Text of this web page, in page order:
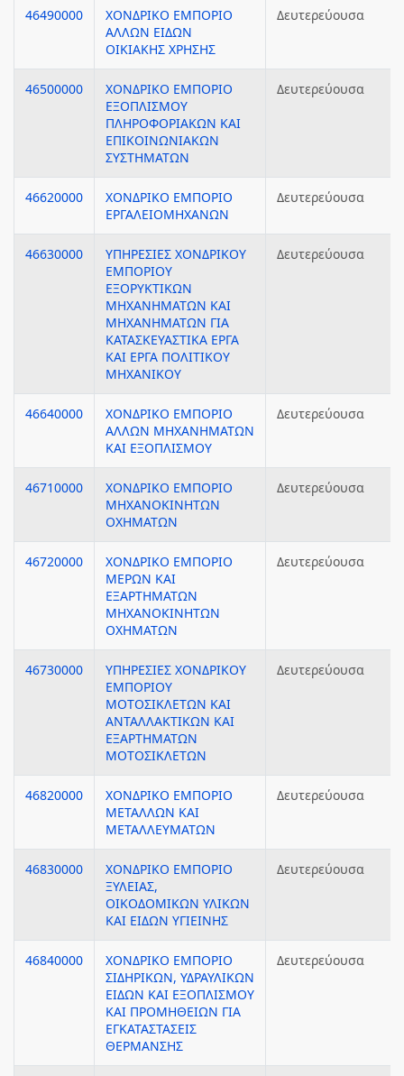
46490000
ΧΟΝΔΡΙΚΟ ΕΜΠΟΡΙΟ
ΑΛΛΩΝ ΕΙΔΩΝ
ΟΙΚΙΑΚΗΣ ΧΡΗΣΗΣ
Δευτερεύουσα
46500000
ΧΟΝΔΡΙΚΟ ΕΜΠΟΡΙΟ
ΕΞΟΠΛΙΣΜΟΥ
ΠΛΗΡΟΦΟΡΙΑΚΩΝ ΚΑΙ
ΕΠΙΚΟΙΝΩΝΙΑΚΩΝ
ΣΥΣΤΗΜΑΤΩΝ
Δευτερεύουσα
46620000
ΧΟΝΔΡΙΚΟ ΕΜΠΟΡΙΟ
ΕΡΓΑΛΕΙΟΜΗΧΑΝΩΝ
Δευτερεύουσα
46630000
ΥΠΗΡΕΣΙΕΣ ΧΟΝΔΡΙΚΟΥ
ΕΜΠΟΡΙΟΥ
ΕΞΟΡΥΚΤΙΚΩΝ
ΜΗΧΑΝΗΜΑΤΩΝ ΚΑΙ
ΜΗΧΑΝΗΜΑΤΩΝ ΓΙΑ
ΚΑΤΑΣΚΕΥΑΣΤΙΚΑ ΕΡΓΑ
ΚΑΙ ΕΡΓΑ ΠΟΛΙΤΙΚΟΥ
ΜΗΧΑΝΙΚΟΥ
Δευτερεύουσα
46640000
ΧΟΝΔΡΙΚΟ ΕΜΠΟΡΙΟ
ΑΛΛΩΝ ΜΗΧΑΝΗΜΑΤΩΝ
ΚΑΙ ΕΞΟΠΛΙΣΜΟΥ
Δευτερεύουσα
46710000
ΧΟΝΔΡΙΚΟ ΕΜΠΟΡΙΟ
ΜΗΧΑΝΟΚΙΝΗΤΩΝ
ΟΧΗΜΑΤΩΝ
Δευτερεύουσα
46720000
ΧΟΝΔΡΙΚΟ ΕΜΠΟΡΙΟ
ΜΕΡΩΝ ΚΑΙ
ΕΞΑΡΤΗΜΑΤΩΝ
ΜΗΧΑΝΟΚΙΝΗΤΩΝ
ΟΧΗΜΑΤΩΝ
Δευτερεύουσα
46730000
ΥΠΗΡΕΣΙΕΣ ΧΟΝΔΡΙΚΟΥ
ΕΜΠΟΡΙΟΥ
ΜΟΤΟΣΙΚΛΕΤΩΝ ΚΑΙ
ΑΝΤΑΛΛΑΚΤΙΚΩΝ ΚΑΙ
ΕΞΑΡΤΗΜΑΤΩΝ
ΜΟΤΟΣΙΚΛΕΤΩΝ
Δευτερεύουσα
46820000
ΧΟΝΔΡΙΚΟ ΕΜΠΟΡΙΟ
ΜΕΤΑΛΛΩΝ ΚΑΙ
ΜΕΤΑΛΛΕΥΜΑΤΩΝ
Δευτερεύουσα
46830000
ΧΟΝΔΡΙΚΟ ΕΜΠΟΡΙΟ
ΞΥΛΕΙΑΣ,
ΟΙΚΟΔΟΜΙΚΩΝ ΥΛΙΚΩΝ
ΚΑΙ ΕΙΔΩΝ ΥΓΙΕΙΝΗΣ
Δευτερεύουσα
46840000
ΧΟΝΔΡΙΚΟ ΕΜΠΟΡΙΟ
ΣΙΔΗΡΙΚΩΝ, ΥΔΡΑΥΛΙΚΩΝ
ΕΙΔΩΝ ΚΑΙ ΕΞΟΠΛΙΣΜΟΥ
ΚΑΙ ΠΡΟΜΗΘΕΙΩΝ ΓΙΑ
ΕΓΚΑΤΑΣΤΑΣΕΙΣ
ΘΕΡΜΑΝΣΗΣ
Δευτερεύουσα